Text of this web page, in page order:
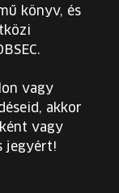
könyv, és
vagy
akkor
vagy
jegyért!